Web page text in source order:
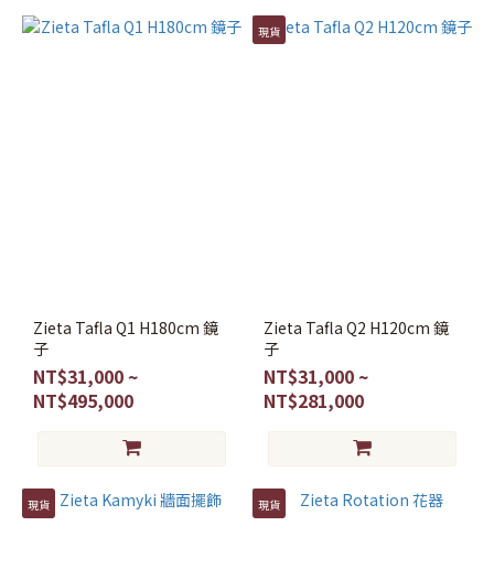
熱
Zieta Tafla Q1 H180cm 鏡
子
NT$31,000 ~
NT$495,000
現貨
Zieta Tafla Q2 H120cm 鏡
子
NT$31,000 ~
NT$281,000
現貨 現貨